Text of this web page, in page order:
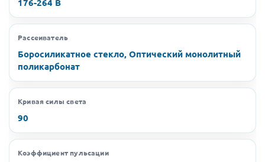
Рассеиватель
Боросиликатное стекло, Оптический монолитный
поликарбонат
Кривая силы света
90
Коэффициент пульсации